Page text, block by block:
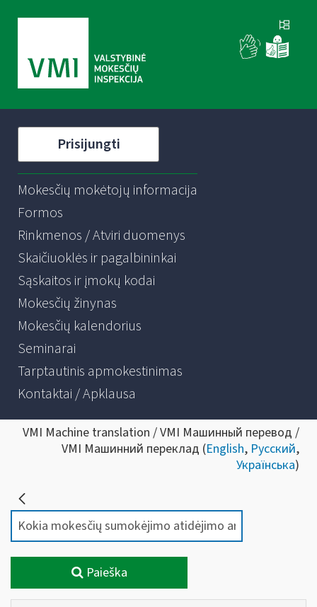
Prisijungti
Mokesčių mokėtojų informacija
Formos
Rinkmenos / Atviri duomenys
Skaičiuoklės ir pagalbininkai
Sąskaitos ir įmokų kodai
Mokesčių žinynas
Mokesčių kalendorius
Seminarai
Tarptautinis apmokestinimas
Kontaktai / Apklausa
VMI Machine translation / VMI Машинный перевод /
VMI Машинний переклад (English, Русский,
Українська)
Paieška